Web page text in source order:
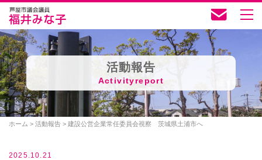
活動報告
Activityreport
ホーム > 活動報告 > 建設公営企業常任委員会視察 茨城県土浦市へ
2025.10.21